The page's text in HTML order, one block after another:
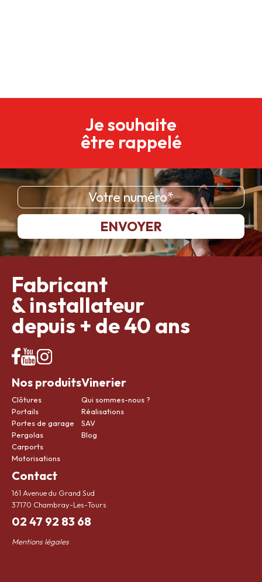
Je souhaite
être rappelé
Fabricant
& installateur
depuis + de 40 ans
Nos produits
Clôtures
Portails
Portes de garage
Pergolas
Carports
Motorisations
Vinerier
Qui sommes-nous ?
Réalisations
SAV
Blog
Contact
161 Avenue du Grand Sud
37170 Chambray-Les-Tours
02 47 92 83 68
Mentions légales